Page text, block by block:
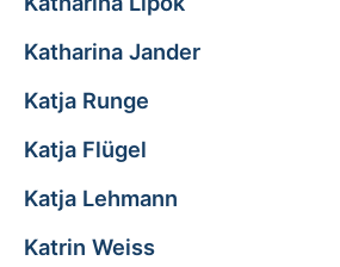
Katharina Jander
Katja Runge
Katja Flügel
Katja Lehmann
Katrin Weiss